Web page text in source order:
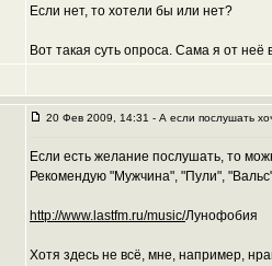
Если нет, то хотели бы или нет?
Вот такая суть опроса. Сама я от
20 Фев 2009, 14:31 - А если послушать
Если есть желание послушать, то
Рекомендую "Мужчина", "Пули",
http://www.lastfm.ru/music/Лунофобия
Хотя здесь не всё, мне, например,